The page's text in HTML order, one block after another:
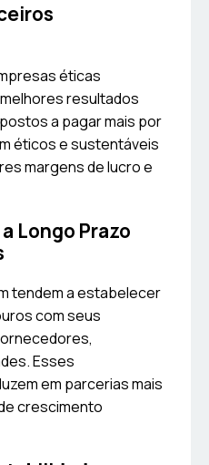
éticas
resultados
a pagar mais por
éticos e sustentáveis
margens de lucro e
Longo Prazo
tendem a estabelecer
com seus
Esses
em parcerias mais
crescimento